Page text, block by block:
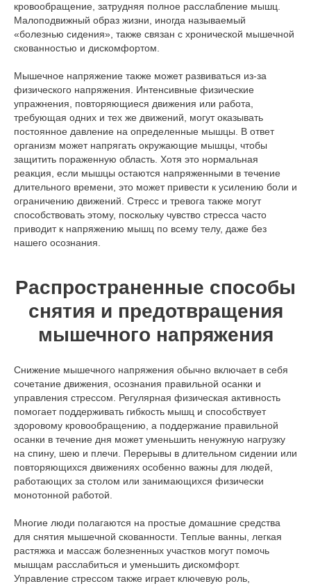
кровообращение, затрудняя полное расслабление мышц.
Малоподвижный образ жизни, иногда называемый
«болезнью сидения», также связан с хронической мышечной
скованностью и дискомфортом.
Мышечное напряжение также может развиваться из-за
физического напряжения. Интенсивные физические
упражнения, повторяющиеся движения или работа,
требующая одних и тех же движений, могут оказывать
постоянное давление на определенные мышцы. В ответ
организм может напрягать окружающие мышцы, чтобы
защитить пораженную область. Хотя это нормальная
реакция, если мышцы остаются напряженными в течение
длительного времени, это может привести к усилению боли и
ограничению движений. Стресс и тревога также могут
способствовать этому, поскольку чувство стресса часто
приводит к напряжению мышц по всему телу, даже без
нашего осознания.
Распространенные способы
снятия и предотвращения
мышечного напряжения
Снижение мышечного напряжения обычно включает в себя
сочетание движения, осознания правильной осанки и
управления стрессом. Регулярная физическая активность
помогает поддерживать гибкость мышц и способствует
здоровому кровообращению, а поддержание правильной
осанки в течение дня может уменьшить ненужную нагрузку
на спину, шею и плечи. Перерывы в длительном сидении или
повторяющихся движениях особенно важны для людей,
работающих за столом или занимающихся физически
монотонной работой.
Многие люди полагаются на простые домашние средства
для снятия мышечной скованности. Теплые ванны, легкая
растяжка и массаж болезненных участков могут помочь
мышцам расслабиться и уменьшить дискомфорт.
Управление стрессом также играет ключевую роль,